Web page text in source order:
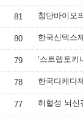
81
80
79 ‘스트렙토키
78
77 허혈성 뇌신